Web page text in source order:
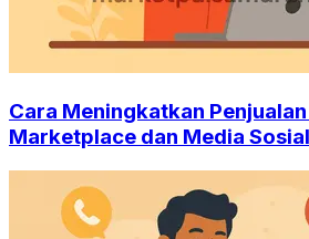
Cara Meningkatkan
Marketplace dan Media Sosial